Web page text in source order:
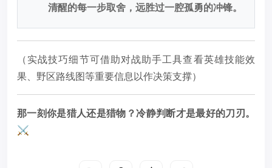
清醒的每一步取舍，远胜过一腔孤勇的冲锋。
（实战技巧细节可借助对战助手工具查看英雄技能效
果、野区路线图等重要信息以作决策支撑）
那一刻你是猎人还是猎物？冷静判断才是最好的刀刃。
⚔️